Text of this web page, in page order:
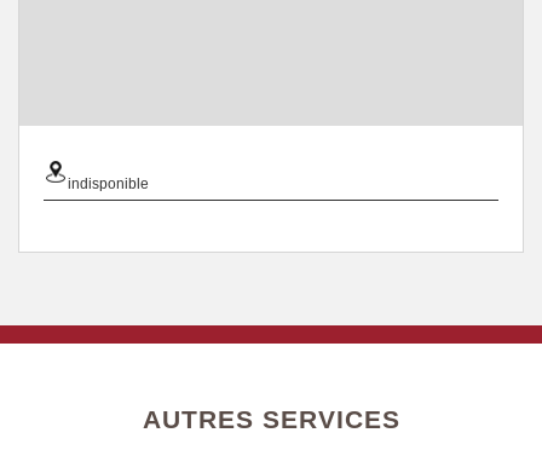
indisponible
AUTRES SERVICES